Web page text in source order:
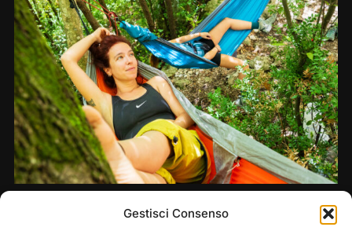
Gestisci Consenso